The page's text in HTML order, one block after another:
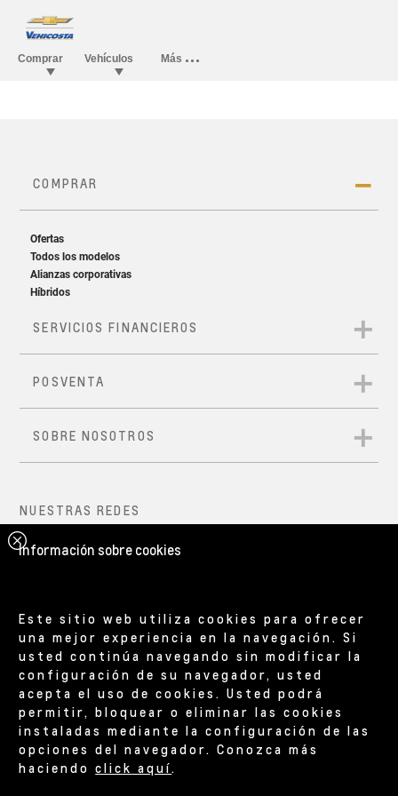
Información sobre cookies
Este sitio web utiliza cookies para ofrecer
una mejor experiencia en la navegación. Si
usted continúa navegando sin modificar la
configuración de su navegador, usted
acepta el uso de cookies. Usted podrá
permitir, bloquear o eliminar las cookies
instaladas mediante la configuración de las
opciones del navegador. Conozca más
haciendoclick aquí.